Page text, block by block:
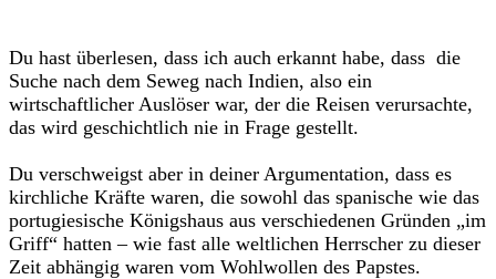
Du hast überlesen, dass ich auch erkannt habe, dass die
Suche nach dem Seweg nach Indien, also ein
wirtschaftlicher Auslöser war, der die Reisen verursachte,
das wird geschichtlich nie in Frage gestellt.
Du verschweigst aber in deiner Argumentation, dass es
kirchliche Kräfte waren, die sowohl das spanische wie das
portugiesische Königshaus aus verschiedenen Gründen „im
Griff“ hatten – wie fast alle weltlichen Herrscher zu dieser
Zeit abhängig waren vom Wohlwollen des Papstes.